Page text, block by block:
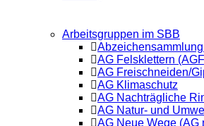
Arbeitsgruppen im SBB
AG Felsklettern
AG Freischneiden/
AG Klimaschutz
AG Nachträgliche
AG Natur- und
AG Neue Wege (AG